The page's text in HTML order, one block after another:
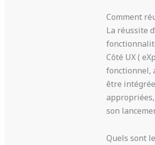
Comment
La réussite
Côté UX (
fonctionnel,
être
son
Quels sont